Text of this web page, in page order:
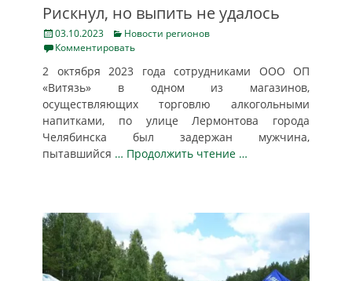
Рискнул, но выпить не удалось
Posted
on
03.10.2023 Categories
Новости регионов
Комментировать
2 октября 2023 года сотрудниками ООО ОП
«Витязь» в одном из магазинов,
осуществляющих торговлю алкогольными
напитками, по улице Лермонтова города
Челябинска был задержан мужчина,
пытавшийся … Продолжить чтение …